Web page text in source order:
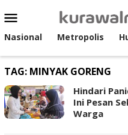
ke
konten
Menu
Mobile
Nasional Metropolis
TAG: MINYAK GORENG
Hindari
Ini Pesan
Warga